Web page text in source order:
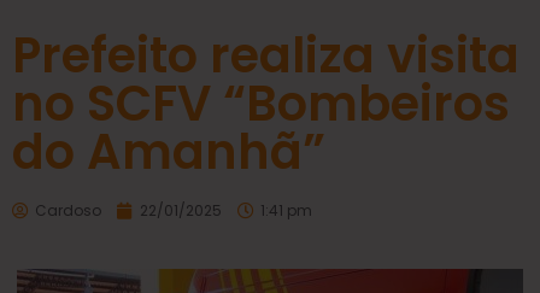
Prefeito realiza visita
no SCFV “Bombeiros
do Amanhã”
Cardoso 22/01/2025 1:41 pm